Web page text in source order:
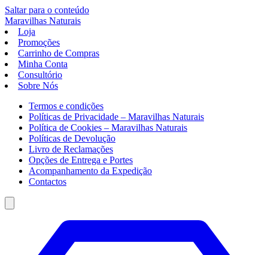
Saltar para o conteúdo
Maravilhas Naturais
Loja
Promoções
Carrinho de Compras
Minha Conta
Consultório
Sobre Nós
Termos e condições
Políticas de Privacidade – Maravilhas Naturais
Política de Cookies – Maravilhas Naturais
Políticas de Devolução
Livro de Reclamações
Opções de Entrega e Portes
Acompanhamento da Expedição
Contactos